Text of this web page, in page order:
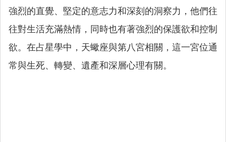
強烈的直覺、堅定的意志力和深刻的洞察力，他們往
往對生活充滿熱情，同時也有著強烈的保護欲和控制
欲。在占星學中，天蠍座與第八宮相關，這一宮位通
常與生死、轉變、遺產和深層心理有關。